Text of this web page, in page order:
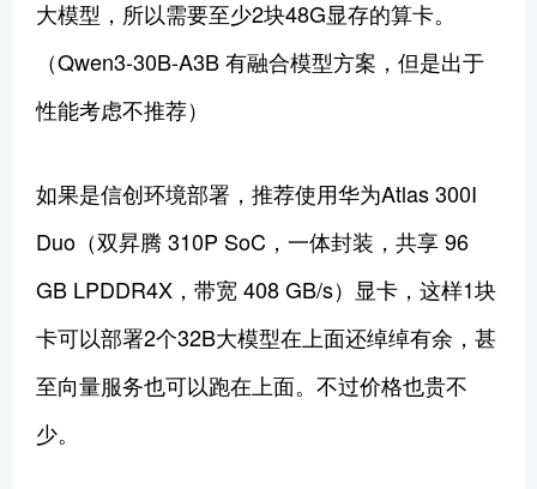
大模型，所以需要至少2块48G显存的算卡。
（Qwen3-30B-A3B 有融合模型方案，但是出于
性能考虑不推荐）
如果是信创环境部署，推荐使用华为Atlas 300I
Duo（双昇腾 310P SoC，一体封装，共享 96
GB LPDDR4X，带宽 408 GB/s）显卡，这样1块
卡可以部署2个32B大模型在上面还绰绰有余，甚
至向量服务也可以跑在上面。不过价格也贵不
少。